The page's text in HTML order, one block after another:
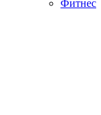
Фитнес